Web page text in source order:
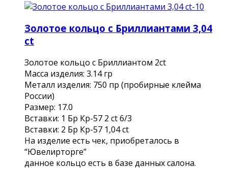
Золотое кольцо с Бриллиантами 3,04
ct
Золотое кольцо с Бриллиантом 2ct
Масса изделия: 3.14 гр
Металл изделия: 750 пр (пробирные клейма
России)
Размер: 17.0
Вставки: 1 Бр Кр-57 2 ct 6/3
Вставки: 2 Бр Кр-57 1,04 сt
На изделие есть чек, приобреталось в
“Ювелирторге”
данное кольцо есть в базе данных салона.